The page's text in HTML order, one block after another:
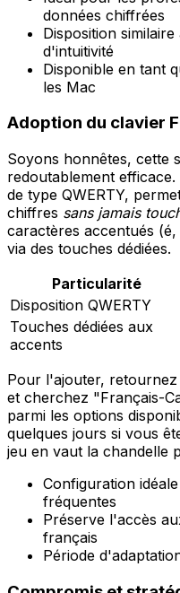
données chiffrées
Disposition
d'intuitivité
Disponible en tant
les Mac
Adoption du clavier
Soyons honnêtes, cette
redoutablement
de type QWERTY,
chiffres sans jamais
caractères accentués
via des touches dédiées.
Particularité
Disposition QWERTY
Touches dédiées aux
accents
Pour l'ajouter,
et cherchez "Français-
parmi les options
quelques jours si vous
jeu en vaut la chandelle
Configuration
fréquentes
Préserve l'accès
français
Période